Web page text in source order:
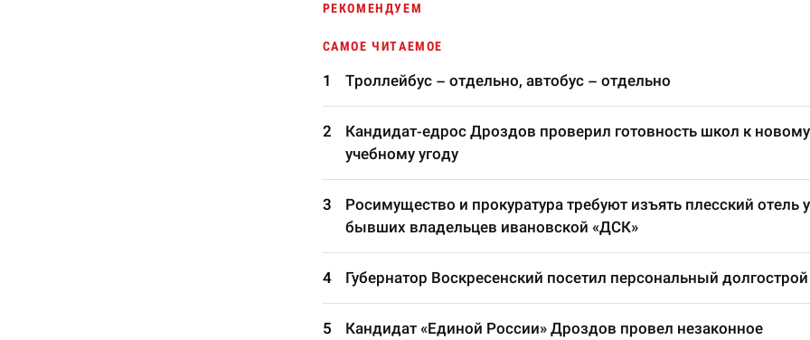
РЕКОМЕНДУЕМ
САМОЕ ЧИТАЕМОЕ
Троллейбус – отдельно, автобус – отдельно
Кандидат-едрос Дроздов проверил готовность школ к новому
учебному угоду
Росимущество и прокуратура требуют изъять плесский отель у
бывших владельцев ивановской «ДСК»
Губернатор Воскресенский посетил персональный долгострой
Кандидат «Единой России» Дроздов провел незаконное